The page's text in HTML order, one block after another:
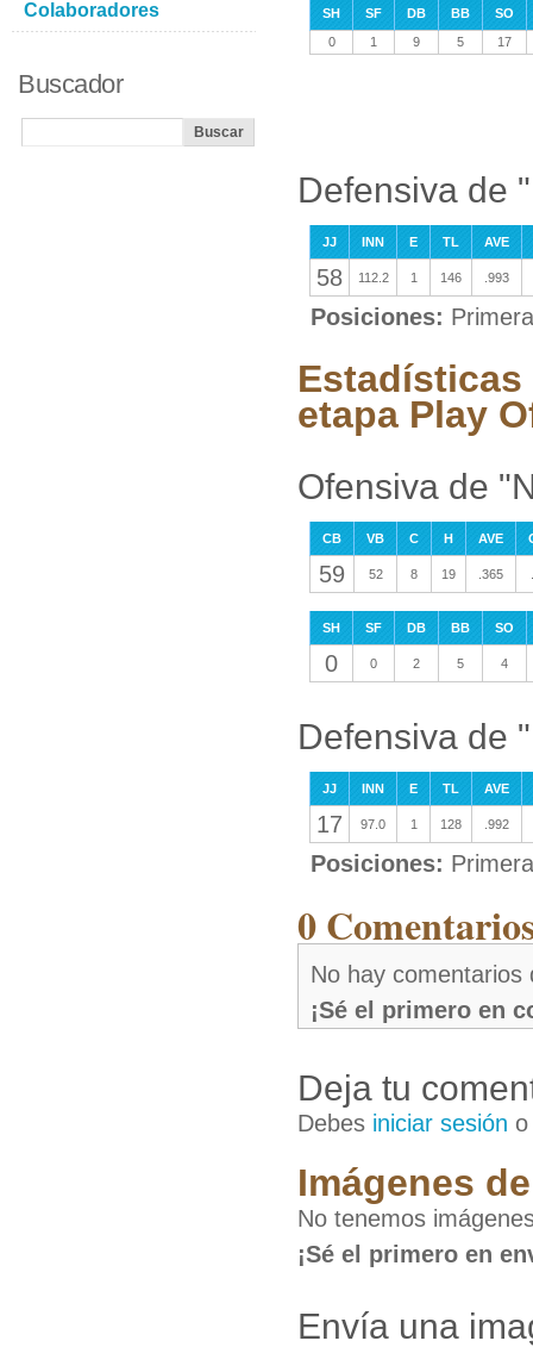
SH SF DB BB
SO
0
1 9 5 17
Defensiva de
JJ INN E TL AVE
58 112.2 1 146 .993
Posiciones:
etapa Play
Ofensiva de
CB VB C H AVE
59 52 8 19 .365
SH SF DB BB SO
0 0 2 5 4
Defensiva de
JJ INN E TL AVE
17 97.0 1 128 .992
Posiciones:
0
No hay comentarios
¡Sé el primero en
Deja tu
Debes iniciar sesión
Imágenes
No tenemos
¡Sé el primero en
Envía una
Colaboradores
Buscador